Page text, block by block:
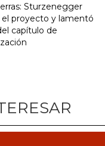
Sturzenegger
proyecto y lamentó
capítulo de